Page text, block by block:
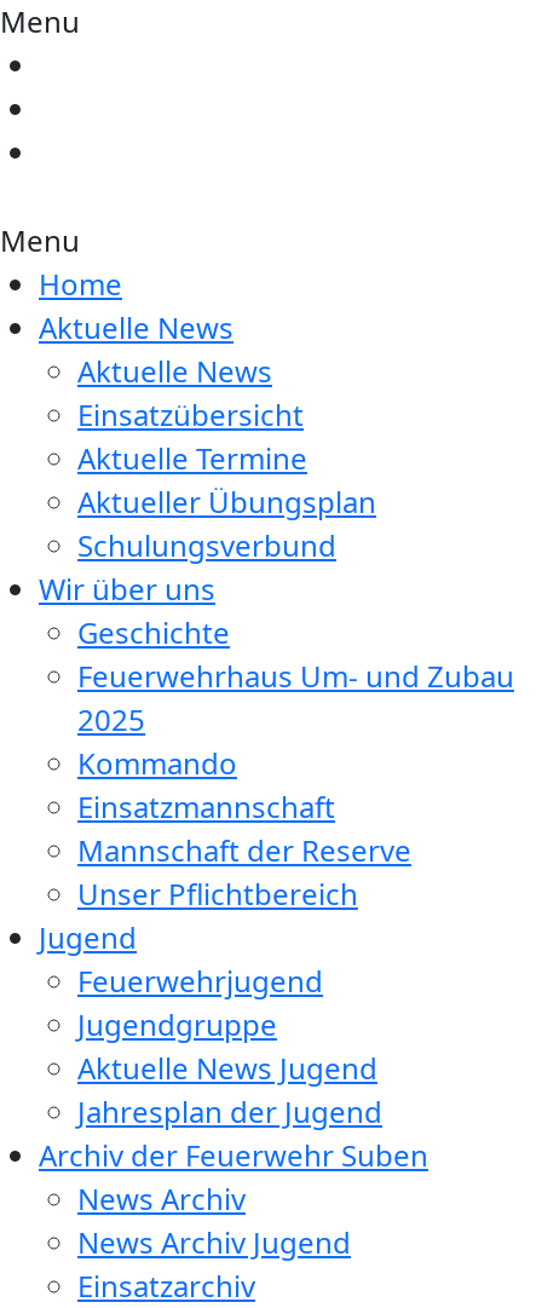
Menu
Menu
Home
Aktuelle News
Aktuelle News
Einsatzübersicht
Aktuelle Termine
Aktueller Übungsplan
Schulungsverbund
Wir über uns
Geschichte
Feuerwehrhaus Um- und Zubau
2025
Kommando
Einsatzmannschaft
Mannschaft der Reserve
Unser Pflichtbereich
Jugend
Feuerwehrjugend
Jugendgruppe
Aktuelle News Jugend
Jahresplan der Jugend
Archiv der Feuerwehr Suben
News Archiv
News Archiv Jugend
Einsatzarchiv